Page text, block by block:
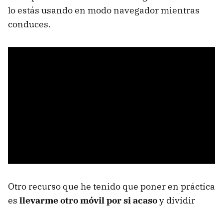
lo estás usando en modo navegador mientras
conduces.
Otro recurso que he tenido que poner en práctica
es llevarme otro móvil por si acasoy dividir